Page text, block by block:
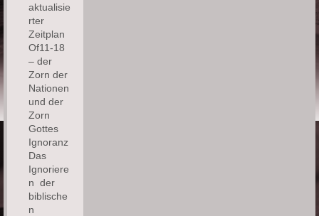
aktualisie
rter
Zeitplan
Of11-18
– der
Zorn der
Nationen
und der
Zorn
Gottes
Ignoranz
Das
Ignoriere
n der
biblische
n